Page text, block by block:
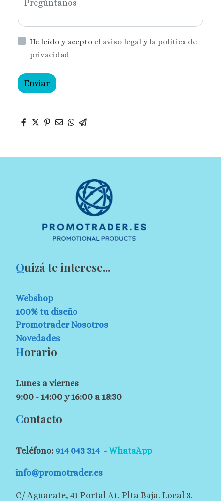
He leído y acepto el aviso legal y la política de
privacidad
Enviar
Quizá te interese...
Webshop
100% tu diseño
Promotrader Nosotros
Novedades
Horario
Lunes a viernes
9:00 - 14:00 y 16:00 a 18:30
Contacto
Teléfono: 914 043 314 - WhatsApp
info@promotrader.es
C/ Aguacate, 41 Portal A1. Plta Baja. Local 3.